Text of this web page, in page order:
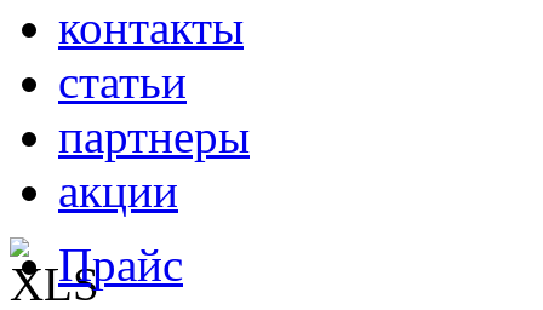
контакты
статьи
партнеры
акции
Прайс